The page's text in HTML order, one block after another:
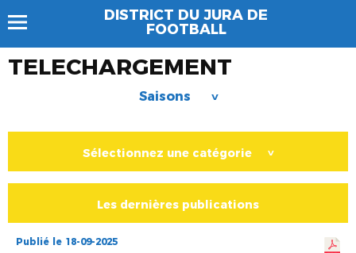
DISTRICT DU JURA DE
FOOTBALL
TELECHARGEMENT
Saisons >
Sélectionnez une catégorie >
Les dernières publications
Publié le 18-09-2025